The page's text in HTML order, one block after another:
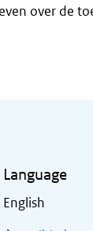
over de
Language
English